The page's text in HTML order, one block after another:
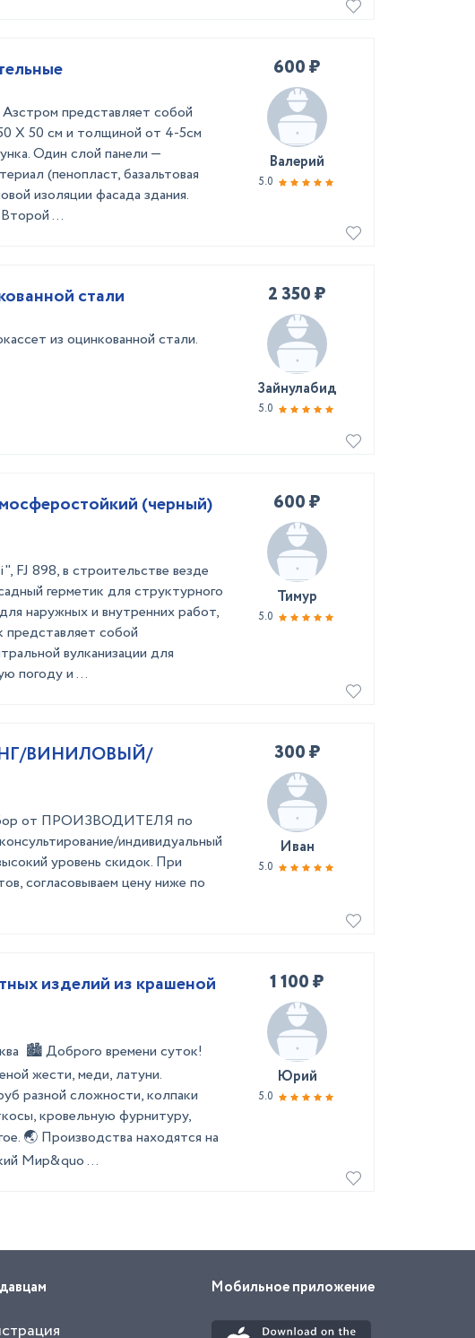
представляет собой
Х 50 см и толщиной от 4-5см
Один слой панели —
(пенопласт, базальтовая
изоляции фасада здания.
...
600 ₽
Валерий
5.0
стали
из оцинкованной стали.
2 350 ₽
Зайнулабид
5.0
(черный)
FJ 898, в строительстве везде
герметик для структурного
наружных и внутренних работ,
представляет собой
вулканизации для
погоду и ...
600 ₽
Тимур
5.0
ВИНИЛОВЫЙ/
от ПРОИЗВОДИТЕЛЯ по
индивидуальный
уровень скидок. При
согласовываем цену ниже по
300 ₽
Иван
5.0
изделий из крашеной
🏙 Доброго времени суток!
жести, меди, латуни.
разной сложности, колпаки
кровельную фурнитуру,
🌏 Производства находятся на
Мир&quo ...
1 100 ₽
Юрий
5.0
Мобильное приложение